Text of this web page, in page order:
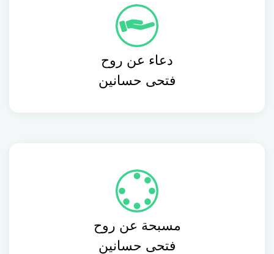
دعاء عن روح
فتحى حسانين
مسبحة عن روح
فتحى حسانين